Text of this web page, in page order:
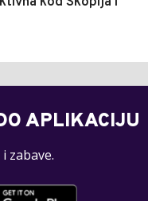
APLIKACIJU
zabave.